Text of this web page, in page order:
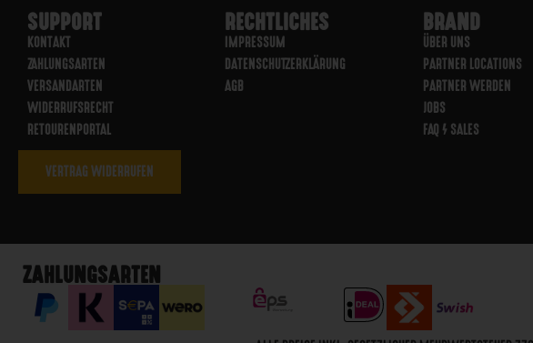
SUPPORT
KONTAKT
ZAHLUNGSARTEN
VERSANDARTEN
WIDERRUFSRECHT
RETOURENPORTAL
RECHTLICHES
IMPRESSUM
DATENSCHUTZERKLÄRUNG
AGB
BRAND
ÜBER UNS
PARTNER LOCATIONS
PARTNER WERDEN
JOBS
FAQ / SALES
VERTRAG WIDERRUFEN
ZAHLUNGSARTEN